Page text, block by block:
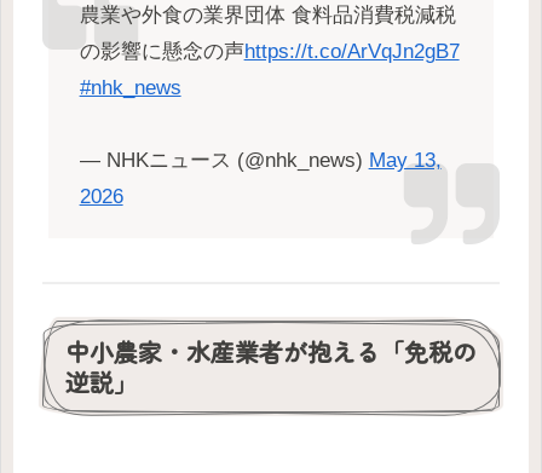
農業や外食の業界団体 食料品消費税減税
の影響に懸念の声https://t.co/ArVqJn2gB7
#nhk_news
— NHKニュース (@nhk_news) May 13,
2026
中小農家・水産業者が抱える「免税の
逆説」